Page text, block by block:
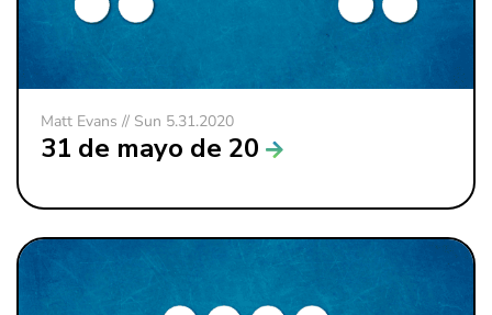
Matt Evans // Sun 5.31.2020
31 de mayo de 20